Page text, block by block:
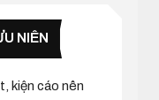
NIÊN
kiện cáo nên